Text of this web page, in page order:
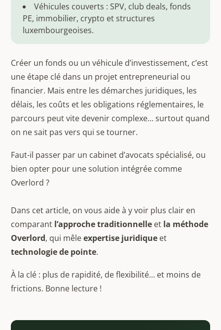
Véhicules couverts : SPV, club deals, fonds
PE, immobilier, crypto et structures
luxembourgeoises.
Créer un fonds ou un véhicule d’investissement, c’est
une étape clé dans un projet entrepreneurial ou
financier. Mais entre les démarches juridiques, les
délais, les coûts et les obligations réglementaires, le
parcours peut vite devenir complexe… surtout quand
on ne sait pas vers qui se tourner.
Faut-il passer par un cabinet d’avocats spécialisé, ou
bien opter pour une solution intégrée comme
Overlord ?
Dans cet article, on vous aide à y voir plus clair en
comparant l’approche traditionnelle et la méthode
Overlord, qui mêleexpertise juridique et
technologie de pointe.
À la clé : plus de rapidité, de flexibilité… et moins de
frictions. Bonne lecture !